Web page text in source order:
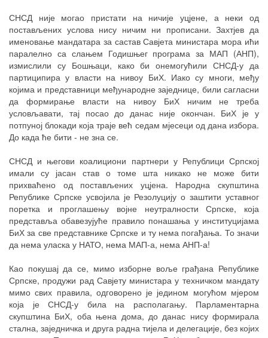
СНСД није могао пристати на ничије уцјене, а неки од
постављених услова нису ничим ни прописани. Захтјев да
именовање мандатара за састав Савјета министара мора ићи
паралелно са слањем Годишњег програма за МАП (АНП),
измислили су Бошњаци, како би онемогућили СНСД-у да
партиципира у власти на нивоу БиХ. Иако су многи, међу
којима и представници међународне заједнице, били сагласни
да формирање власти на нивоу БиХ ничим не треба
условљавати, тај посао до данас није окончан. БиХ је у
потпуној блокади која траје већ седам мјесеци од дана избора.
До када ће бити - не зна се.
СНСД и његови коалициони партнери у Републици Српској
имали су јасан став о томе шта никако не може бити
прихваћено од постављених уцјена. Народна скупштина
Републике Српске усвојила је Резолуцију о заштити уставног
поретка и проглашењу војне неутралности Српске, која
представља обавезујуће правило понашања у институцијама
БиХ за све представнике Српске и ту нема погађања. То значи
да нема уласка у НАТО, нема МАП-а, нема АНП-а!
Као покушај да се, мимо изборне воље грађана Републике
Српске, продужи рад Савјету министара у техничком мандату
мимо свих правила, одговорено је једином могућом мјером
која је СНСД-у била на располагању. Парламентарна
скупштина БиХ, оба њена дома, до данас нису формирала
стална, заједничка и друга радна тијела и делегације, без којих